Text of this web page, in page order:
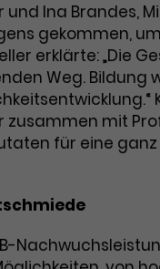
Zweck
in
Name
Anbieter
Laufzeit 3
Ina Brandes,
gekommen,
erklärte: „Die
Weg.
zusammen mit
für eine